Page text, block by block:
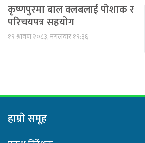
कृष्णपुरमा बाल क्लबलाई पोशाक र
परिचयपत्र सहयोग
१९ श्रावण २०८३, मंगलवार १९:३६
हाम्राे समूह